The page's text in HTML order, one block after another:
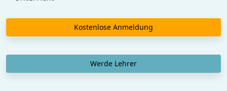
Kostenlose Anmeldung
Werde Lehrer